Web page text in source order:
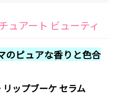
ュアート ビューティ
のピュアな香りと色合
ップブーケ セラム